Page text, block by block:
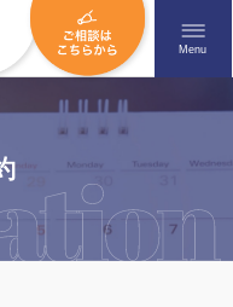
メニュ
Menu
こちら